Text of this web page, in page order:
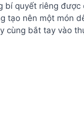
bí quyết riêng
tạo nên một món
cùng bắt tay vào